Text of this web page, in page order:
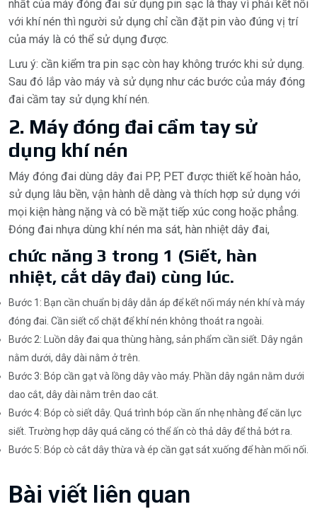
nhất của máy đóng đai sử dụng pin sạc là thay vì phải kết nối
với khí nén thì người sử dụng chỉ cần đặt pin vào đúng vị trí
của máy là có thể sử dụng được.
Lưu ý: cần kiểm tra pin sạc còn hay không trước khi sử dụng.
Sau đó lắp vào máy và sử dụng như các bước của máy đóng
đai cầm tay sử dụng khí nén.
2. Máy đóng đai cầm tay sử
dụng khí nén
Máy đóng đai dùng dây đai PP, PET được thiết kế hoàn hảo,
sử dụng lâu bền, vận hành dễ dàng và thích hợp sử dụng với
mọi kiện hàng nặng và có bề mặt tiếp xúc cong hoặc phẳng.
Đóng đai nhựa dùng khí nén ma sát, hàn nhiệt dây đai,
chức năng 3 trong 1 (Siết, hàn
nhiệt, cắt dây đai) cùng lúc.
Bước 1: Bạn cần chuẩn bị dây dẫn áp để kết nối máy nén khí và máy
đóng đai. Cần siết cổ chặt để khí nén không thoát ra ngoài.
Bước 2: Luồn dây đai qua thùng hàng, sản phẩm cần siết. Dây ngắn
nằm dưới, dây dài nằm ở trên.
Bước 3: Bóp cần gạt và lồng dây vào máy. Phần dây ngắn nằm dưới
dao cắt, dây dài nằm trên dao cắt.
Bước 4: Bóp cò siết dây. Quá trình bóp cần ấn nhẹ nhàng để căn lực
siết. Trường hợp dây quá căng có thể ấn cò thả dây để thả bớt ra.
Bước 5: Bóp cò cắt dây thừa và ép cần gạt sát xuống để hàn mối nối.
Bài viết liên quan